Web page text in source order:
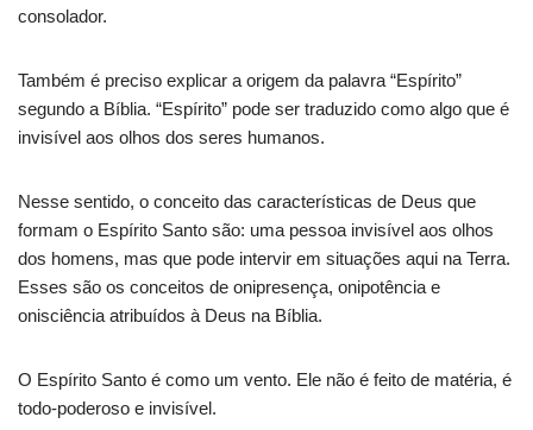
consolador.
Também é preciso explicar a origem da palavra “Espírito”
segundo a Bíblia. “Espírito” pode ser traduzido como algo que é
invisível aos olhos dos seres humanos.
Nesse sentido, o conceito das características de Deus que
formam o Espírito Santo são: uma pessoa invisível aos olhos
dos homens, mas que pode intervir em situações aqui na Terra.
Esses são os conceitos de onipresença, onipotência e
onisciência atribuídos à Deus na Bíblia.
O Espírito Santo é como um vento. Ele não é feito de matéria, é
todo-poderoso e invisível.